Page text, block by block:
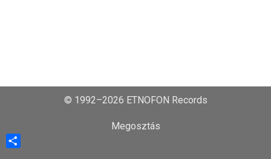
© 1992–2026 ETNOFON Records
Megosztás